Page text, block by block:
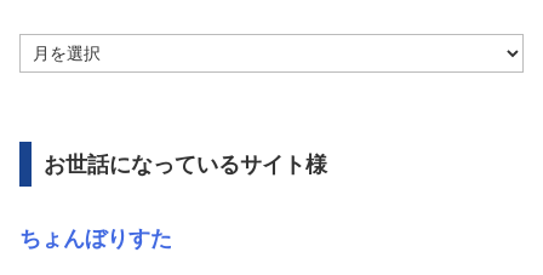
ー
ブ
お世話になっているサイト様
ちょんぼりすた